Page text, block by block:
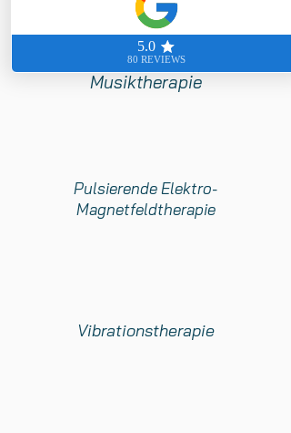
Musiktherapie
Pulsierende Elektro-
Magnetfeldtherapie
Vibrationstherapie